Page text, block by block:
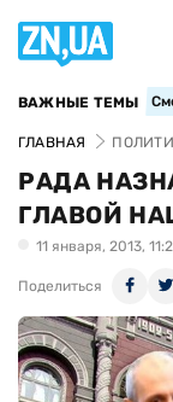
ВАЖНЫЕ ТЕМЫ
ГЛАВНАЯ
РАДА
ГЛАВОЙ
11 января, 2013,
Поделиться